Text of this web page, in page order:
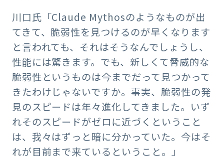
川口氏「Claude Mythosのようなものが出
てきて、脆弱性を見つけるのが早くなります
と言われても、それはそうなんでしょうし、
性能には驚きます。でも、新しくて脅威的な
脆弱性というものは今までだって見つかって
きたわけじゃないですか。事実、脆弱性の発
見のスピードは年々進化してきました。いず
れそのスピードがゼロに近づくということ
は、我々はずっと暗に分かっていた。今はそ
れが目前まで来ているということ。」